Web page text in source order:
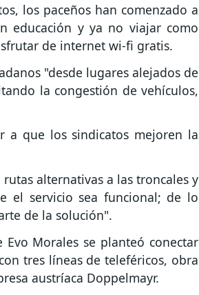
los paceños han comenzado a
educación y ya no viajar como
de internet wi-fi gratis.
"desde lugares alejados de
la congestión de vehículos,
a que los sindicatos mejoren la
alternativas a las troncales y
el servicio sea funcional; de lo
de la solución".
Morales se planteó conectar
tres líneas de teleféricos, obra
austríaca Doppelmayr.